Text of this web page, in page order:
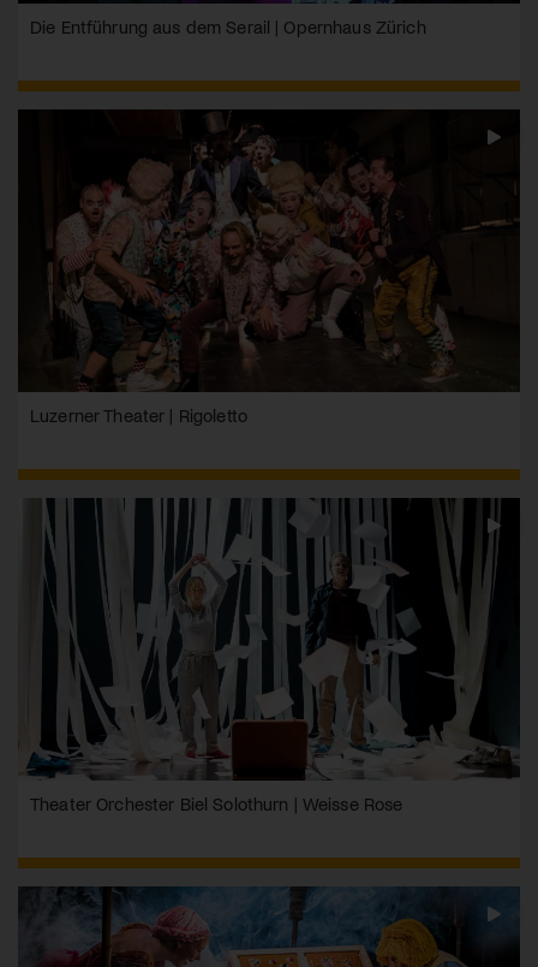
Die Entführung aus dem Serail | Opernhaus Zürich
Luzerner Theater | Rigoletto
Theater Orchester Biel Solothurn | Weisse Rose